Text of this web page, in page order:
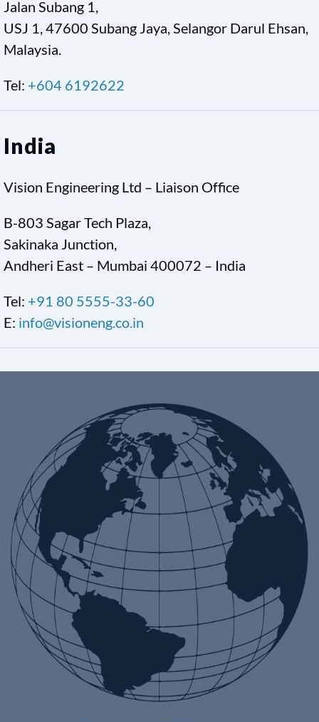
Jalan Subang 1,
USJ 1, 47600 Subang Jaya, Selangor Darul Ehsan,
Malaysia.
Tel: +604 6192622
India
Vision Engineering Ltd – Liaison Office
B-803 Sagar Tech Plaza,
Sakinaka Junction,
Andheri East – Mumbai 400072 – India
Tel: +91 80 5555-33-60
E: info@visioneng.co.in